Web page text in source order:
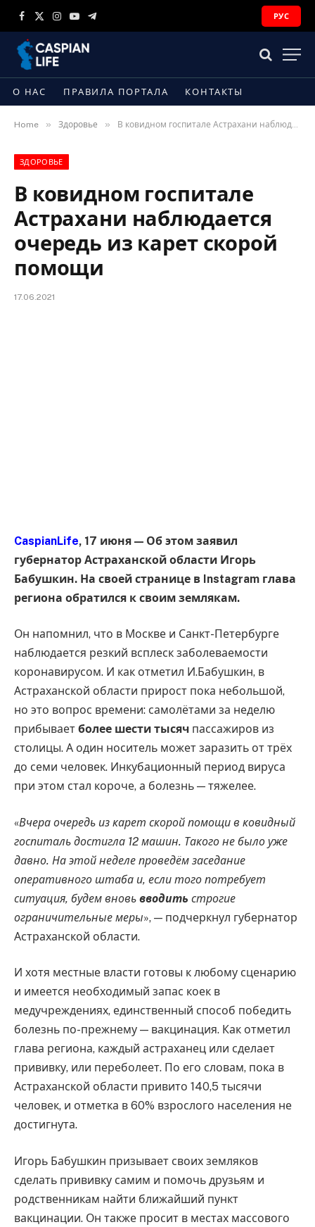
Facebook
X
Instagram
YouTubeTelegram
РУС
О НАС ПРАВИЛА ПОРТАЛА КОНТАКТЫ
Home » Здоровье » В ковидном госпитале Астрахани наблюдается очередь из карет скорой помощи
ЗДОРОВЬЕ
В ковидном госпитале
Астрахани наблюдается
очередь из карет скорой
помощи
17.06.2021
CaspianLife, 17 июня — Об этом заявил
губернатор Астраханской области Игорь
Бабушкин. На своей странице в Instagram глава
региона обратился к своим землякам.
Он напомнил, что в Москве и Санкт-Петербурге
наблюдается резкий всплеск заболеваемости
коронавирусом. И как отметил И.Бабушкин, в
Астраханской области прирост пока небольшой,
но это вопрос времени: самолётами за неделю
прибывает более шести тысяч пассажиров из
столицы. А один носитель может заразить от трёх
до семи человек. Инкубационный период вируса
при этом стал короче, а болезнь — тяжелее.
«Вчера очередь из карет скорой помощи в ковидный
госпиталь достигла 12 машин. Такого не было уже
давно. На этой неделе проведём заседание
оперативного штаба и, если того потребует
ситуация, будем вновь вводить строгие
ограничительные меры», — подчеркнул губернатор
Астраханской области.
И хотя местные власти готовы к любому сценарию
и имеется необходимый запас коек в
медучреждениях, единственный способ победить
болезнь по-прежнему — вакцинация. Как отметил
глава региона, каждый астраханец или сделает
прививку, или переболеет. По его словам, пока в
Астраханской области привито 140,5 тысячи
человек, и отметка в 60% взрослого населения не
достигнута.
Игорь Бабушкин призывает своих земляков
сделать прививку самим и помочь друзьям и
родственникам найти ближайший пункт
вакцинации. Он также просит в местах массового